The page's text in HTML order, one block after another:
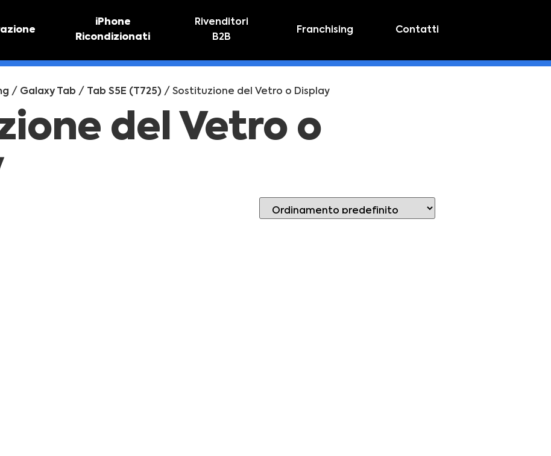
iPhone
Ricondizionati
Rivenditori
B2B
Franchising Contatti
online
RIPARAZIONE IPHONE
Riparazione schermo
/ Galaxy Tab / Tab S5E (T725) / Sostituzione del Vetro o Display
del Vetro o